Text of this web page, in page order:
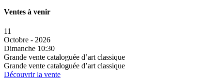
Ventes à venir
11
Octobre - 2026
Dimanche 10:30
Grande vente cataloguée d’art classique
Grande vente cataloguée d’art classique
Découvrir la vente